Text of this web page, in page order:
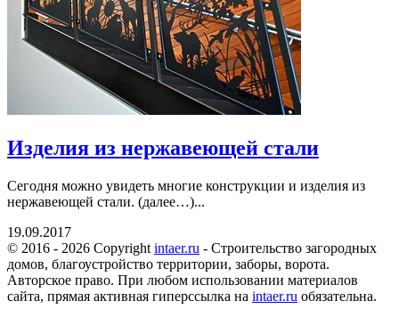
Изделия из нержавеющей стали
Сегодня можно увидеть многие конструкции и изделия из
нержавеющей стали. (далее…)...
19.09.2017
© 2016 - 2026 Copyright intaer.ru - Cтроительство загородных
домов, благоустройство территории, заборы, ворота.
Авторское право. При любом использовании материалов
сайта, прямая активная гиперссылка на intaer.ru обязательна.